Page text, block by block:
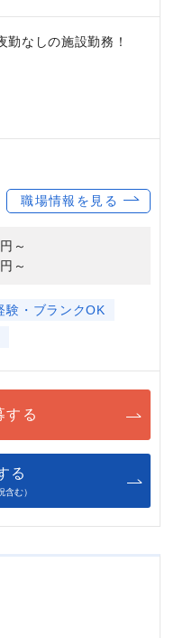
勤なしの施設勤務！
職場情報を見る
～
～
験・ブランクOK
する
る
む）